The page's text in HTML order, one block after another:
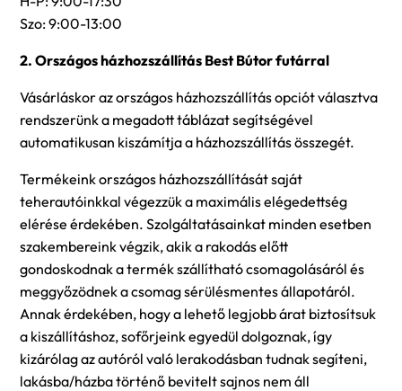
Szo: 9:00-13:00
2. Országos házhozszállítás Best Bútor futárral
Vásárláskor az országos házhozszállítás opciót választva
rendszerünk a megadott táblázat segítségével
automatikusan kiszámítja a házhozszállítás összegét.
Termékeink országos házhozszállítását saját
teherautóinkkal végezzük a maximális elégedettség
elérése érdekében. Szolgáltatásainkat minden esetben
szakembereink végzik, akik a rakodás előtt
gondoskodnak a termék szállítható csomagolásáról és
meggyőzödnek a csomag sérülésmentes állapotáról.
Annak érdekében, hogy a lehető legjobb árat biztosítsuk
a kiszállításhoz, sofőrjeink egyedül dolgoznak, így
kizárólag az autóról való lerakodásban tudnak segíteni,
lakásba/házba történő bevitelt sajnos nem áll